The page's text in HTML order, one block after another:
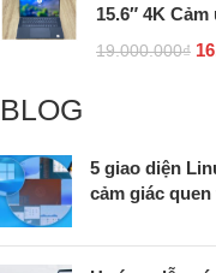
15.6″ 4K
19.000.000₫
BLOG
5 giao diện
cảm giác